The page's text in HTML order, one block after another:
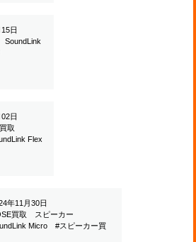
日
日
買取
Flex
年11月30日
買取 スピーカー
Micro #スピーカー買